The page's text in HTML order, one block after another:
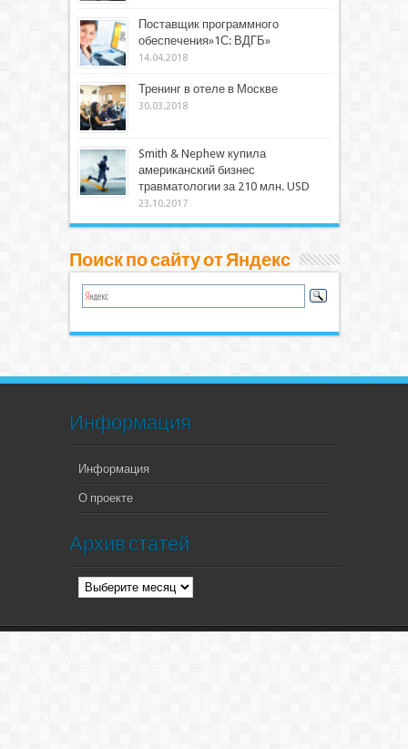
Поставщик программного
обеспечения»1С: ВДГБ»
14.04.2018
Тренинг в отеле в Москве
30.03.2018
Smith & Nephew купила
американский бизнес
травматологии за 210 млн. USD
23.10.2017
Поиск по сайту от Яндекс
Информация
Информация
О проекте
Архив статей
Архив
статей